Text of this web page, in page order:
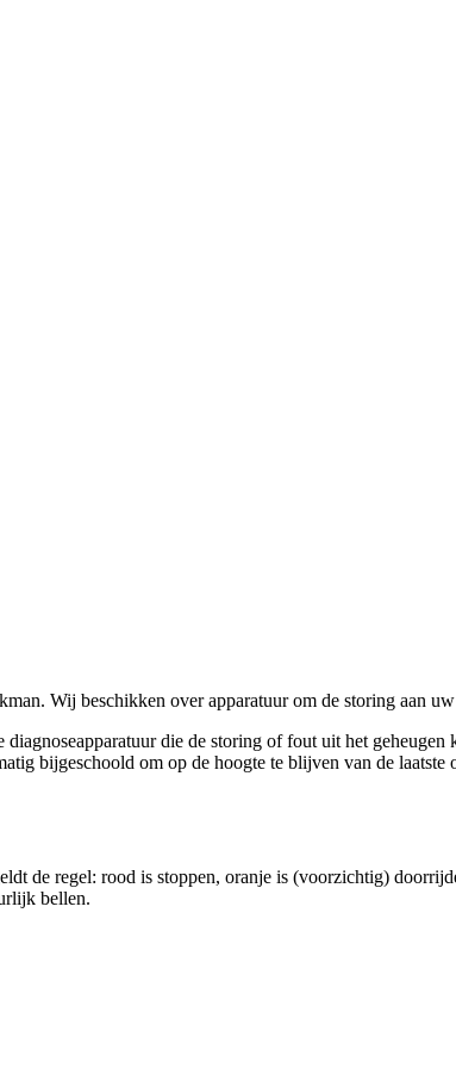
Wij beschikken over apparatuur om de storing aan
die de storing of fout uit het
bijgeschoold om op de hoogte te blijven van de
de regel: rood is stoppen, oranje is (voorzichtig)
bellen.